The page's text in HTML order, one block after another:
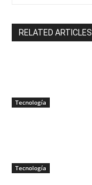
RELATED ARTICLES
Tecnología
Tecnología